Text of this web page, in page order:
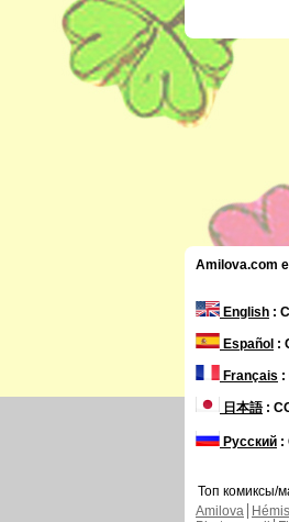
Amilova.com
English :
Español :
Français :
日本語:
Русский :
Топ комиксы/
Amilova